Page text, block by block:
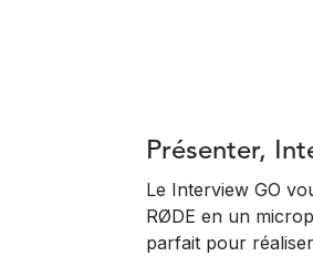
Présenter,
Le Interview GO
RØDE en un
parfait pour